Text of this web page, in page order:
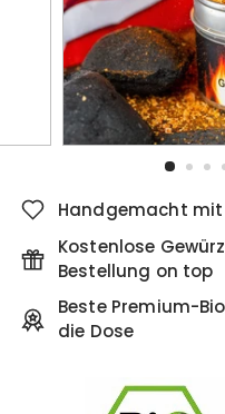
Handgemacht mit
Kostenlose
Bestellung on top
Beste Premium-
die Dose